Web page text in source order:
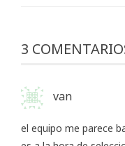
3
van
el equipo me parece